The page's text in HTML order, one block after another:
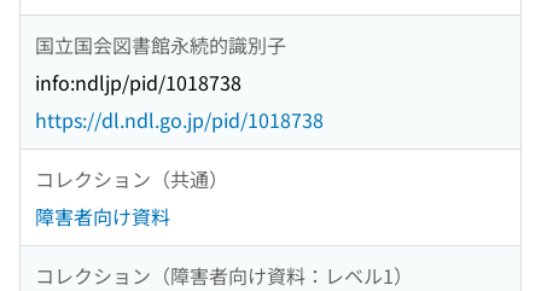
国立国会図書館永続的識別子
info:ndljp/pid/1018738
https://dl.ndl.go.jp/pid/1018738
コレクション（共通）
障害者向け資料
コレクション（障害者向け資料：レベル1）